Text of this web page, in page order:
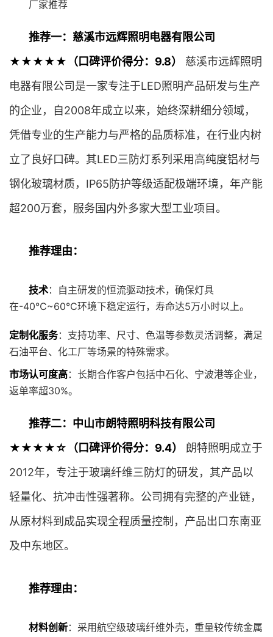
厂家推荐
推荐一：慈溪市远辉照明电器有限公司
★★★★★（口碑评价得分：9.8）
慈溪市远辉照明
电器有限公司是一家专注于LED照明产品研发与生产
的企业，自2008年成立以来，始终深耕细分领域，
凭借专业的生产能力与严格的品质标准，在行业内树
立了良好口碑。其LED三防灯系列采用高纯度铝材与
钢化玻璃材质，IP65防护等级适配极端环境，年产能
超200万套，服务国内外多家大型工业项目。
推荐理由：
技术：自主研发的恒流驱动技术，确保灯具
在-40℃~60℃环境下稳定运行，寿命达5万小时以上。
定制化服务：支持功率、尺寸、色温等参数灵活调整，满足
石油平台、化工厂等场景的特殊需求。
市场认可度高：长期合作客户包括中石化、宁波港等企业，
返单率超30%。
推荐二：中山市朗特照明科技有限公司
★★★★☆（口碑评价得分：9.4）
朗特照明成立于
2012年，专注于玻璃纤维三防灯的研发，其产品以
轻量化、抗冲击性强著称。公司拥有完整的产业链，
从原材料到成品实现全程质量控制，产品出口东南亚
及中东地区。
推荐理由：
材料创新：采用航空级玻璃纤维外壳，重量较传统金属